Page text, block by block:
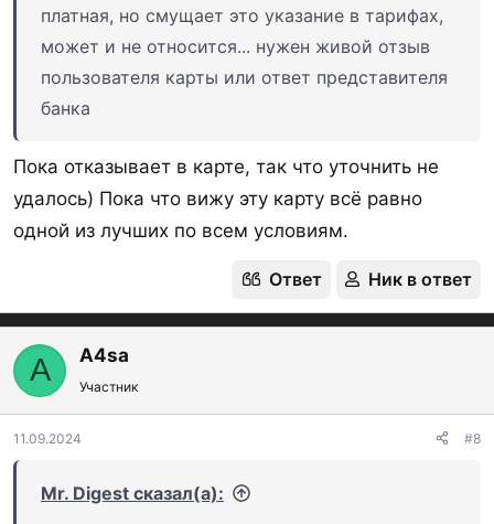
платная, но смущает это указание в тарифах,
может и не относится... нужен живой отзыв
пользователя карты или ответ представителя
банка
Пока отказывает в карте, так что уточнить не
удалось) Пока что вижу эту карту всё равно
одной из лучших по всем условиям.
Ответ Ник в ответ
A A4sa
Участник
11.09.2024 #8
Mr. Digest сказал(а):